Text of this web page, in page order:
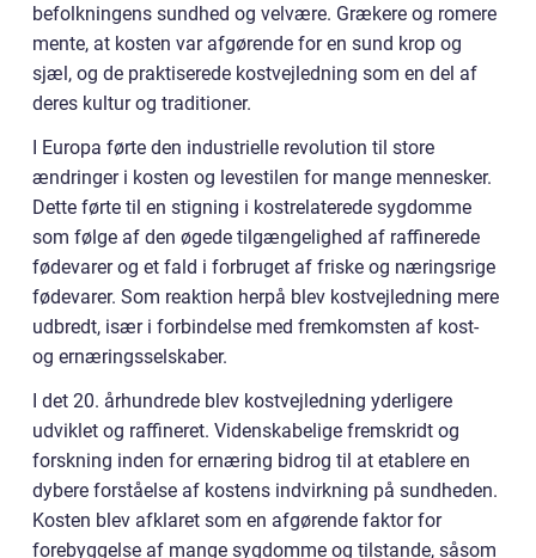
befolkningens sundhed og velvære. Grækere og romere
mente, at kosten var afgørende for en sund krop og
sjæl, og de praktiserede kostvejledning som en del af
deres kultur og traditioner.
I Europa førte den industrielle revolution til store
ændringer i kosten og levestilen for mange mennesker.
Dette førte til en stigning i kostrelaterede sygdomme
som følge af den øgede tilgængelighed af raffinerede
fødevarer og et fald i forbruget af friske og næringsrige
fødevarer. Som reaktion herpå blev kostvejledning mere
udbredt, især i forbindelse med fremkomsten af kost-
og ernæringsselskaber.
I det 20. århundrede blev kostvejledning yderligere
udviklet og raffineret. Videnskabelige fremskridt og
forskning inden for ernæring bidrog til at etablere en
dybere forståelse af kostens indvirkning på sundheden.
Kosten blev afklaret som en afgørende faktor for
forebyggelse af mange sygdomme og tilstande, såsom